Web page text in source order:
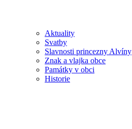
Aktuality
Svatby
Slavnosti princezny Alvíny
Znak a vlajka obce
Památky v obci
Historie